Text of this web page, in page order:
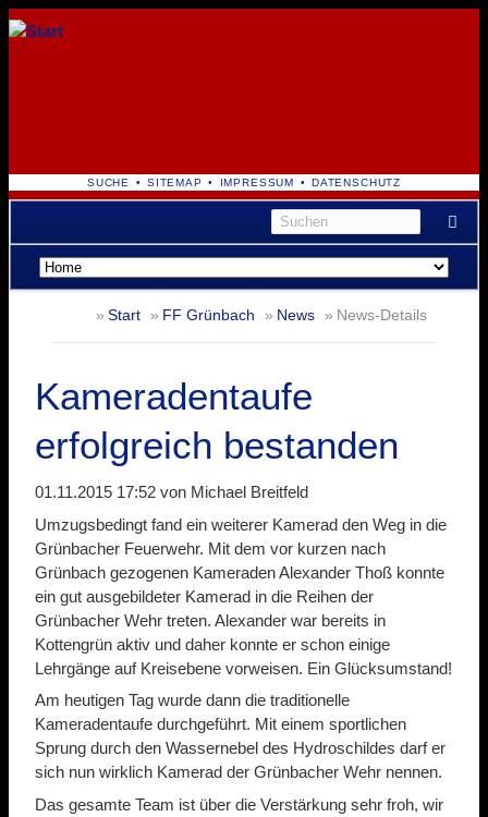
NAVIGATION
ÜBERSPRINGEN
SUCHE SITEMAP IMPRESSUM DATENSCHUTZ
Navigation
überspringen
Start FF Grünbach News News-Details
Kameradentaufe
erfolgreich bestanden
01.11.2015 17:52 von Michael Breitfeld
Umzugsbedingt fand ein weiterer Kamerad den Weg in die
Grünbacher Feuerwehr. Mit dem vor kurzen nach
Grünbach gezogenen Kameraden Alexander Thoß konnte
ein gut ausgebildeter Kamerad in die Reihen der
Grünbacher Wehr treten. Alexander war bereits in
Kottengrün aktiv und daher konnte er schon einige
Lehrgänge auf Kreisebene vorweisen. Ein Glücksumstand!
Am heutigen Tag wurde dann die traditionelle
Kameradentaufe durchgeführt. Mit einem sportlichen
Sprung durch den Wassernebel des Hydroschildes darf er
sich nun wirklich Kamerad der Grünbacher Wehr nennen.
Das gesamte Team ist über die Verstärkung sehr froh, wir